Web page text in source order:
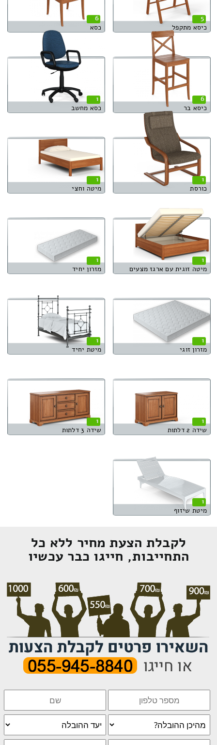
5
כיסא מתקפל
6
כסא
6
כיסא בר
1
כסא מחשב
1
כורסת
1
מיטה וחצי
1
מיטה זוגית עם ארגז מצעים
1
מזרון יחיד
1
מזרון זוגי
1
מיטת יחיד
1
שידה 2 דלתות
1
שידה 3 דלתות
1
מיטת שיזוף
לקבלת הצעת מחיר ללא כל
התחייבות, חייגו כבר עכשיו